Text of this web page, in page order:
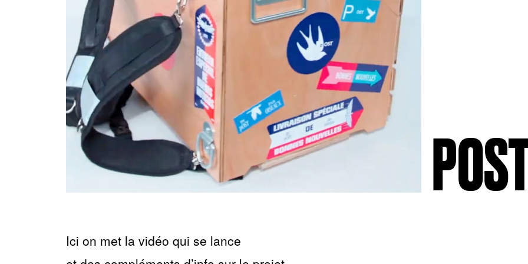
Ici on met la vidéo qui se lance